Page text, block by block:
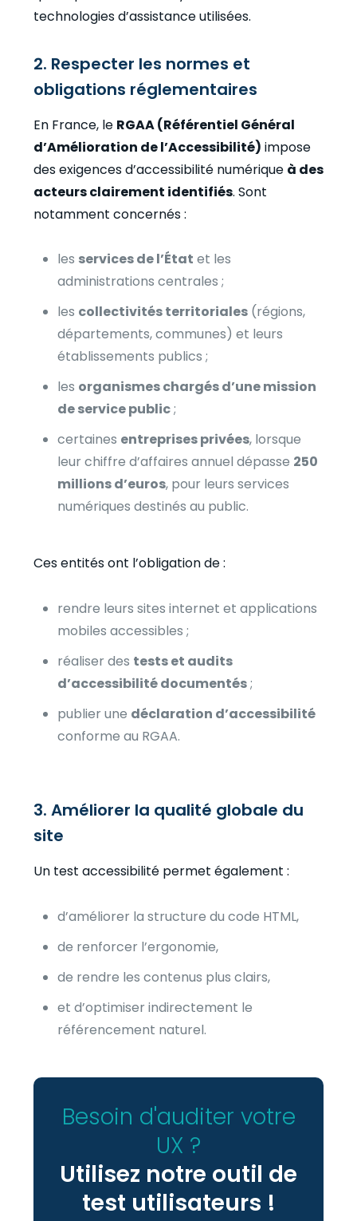
technologies d’assistance utilisées.
2. Respecter les normes et
obligations réglementaires
En France, le RGAA (Référentiel Général
d’Amélioration de l’Accessibilité) impose
des exigences d’accessibilité numérique à des
acteurs clairement identifiés. Sont
notamment concernés :
les services de l’État et les
administrations centrales ;
les collectivités territoriales(régions,
départements, communes) et leurs
établissements publics ;
les organismes chargés d’une mission
de service public;
certaines entreprises privées, lorsque
leur chiffre d’affaires annuel dépasse 250
millions d’euros, pour leurs services
numériques destinés au public.
Ces entités ont l’obligation de :
rendre leurs sites internet et applications
mobiles accessibles ;
réaliser des tests et audits
d’accessibilité documentés;
publier une déclaration d’accessibilité
conforme au RGAA.
3. Améliorer la qualité globale du
site
Un test accessibilité permet également :
d’améliorer la structure du code HTML,
de renforcer l’ergonomie,
de rendre les contenus plus clairs,
et d’optimiser indirectement le
référencement naturel.
Besoin d'auditer votre
UX ?
Utilisez notre outil de
test utilisateurs !